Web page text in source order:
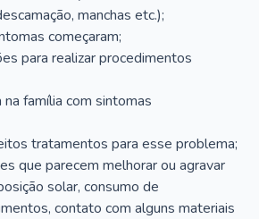
manchas etc.);
começaram;
para realizar procedimentos
na família com sintomas
tratamentos para esse problema;
que parecem melhorar ou agravar
solar, consumo de
contato com alguns materiais